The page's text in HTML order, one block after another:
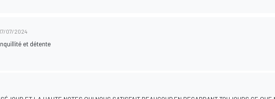
17/07/2024
et détente